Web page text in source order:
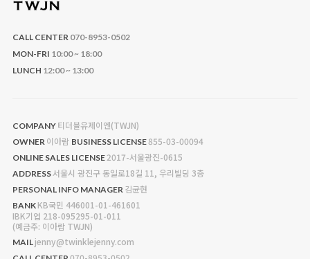
CALL CENTER 070-8953-0502
MON-FRI 10:00 ~ 18:00
LUNCH 12:00 ~ 13:00
COMPANY 티더블유제이엔(TWJN)
OWNER 이아람 BUSINESS LICENSE855-03-00094
ONLINE SALES LICENSE 2017-서울광진-0615
ADDRESS서울시 광진구 동일로18길 11, 우리빌딩 3층
PERSONAL INFO MANAGER 김균현
BANK KB국민 446001-01-461601
IBK기업 218-095295-01-011
(예금주: 이아람 TWJN)
MAIL jenny@twinklejenny.com